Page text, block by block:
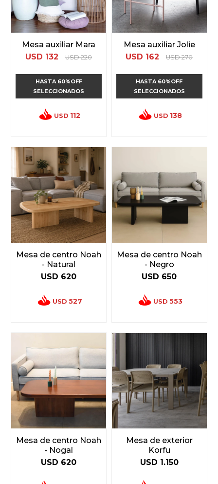
Mesa auxiliar Mara
USD 132 USD 220
HASTA 60%OFF
SELECCIONADOS
USD 112
Mesa auxiliar Jolie
USD 162 USD 270
HASTA 60%OFF
SELECCIONADOS
USD 138
Mesa de centro Noah
- Natural
USD 620
USD 527
Mesa de centro Noah
- Negro
USD 650
USD 553
Mesa de centro Noah
- Nogal
USD 620
Mesa de exterior
Korfu
USD 1.150